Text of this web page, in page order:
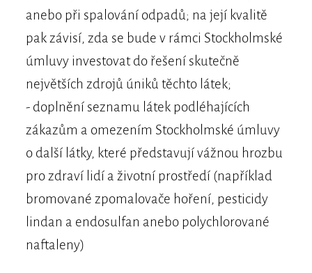
anebo při spalování odpadů; na její kvalitě
pak závisí, zda se bude v rámci Stockholmské
úmluvy investovat do řešení skutečně
největších zdrojů úniků těchto látek;
- doplnění seznamu látek podléhajících
zákazům a omezením Stockholmské úmluvy
o další látky, které představují vážnou hrozbu
pro zdraví lidí a životní prostředí (například
bromované zpomalovače hoření, pesticidy
lindan a endosulfan anebo polychlorované
naftaleny)